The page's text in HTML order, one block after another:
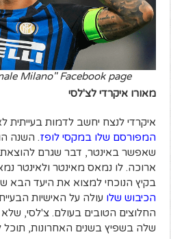
Milano" Facebook page
מאורו איקרדי לצ'לסי
איקרדי לנצח יחשב לדמות בעייתית
המפורסם שלו במקסי לופז. השנה
שאפשר באינטר, דבר שגרם
ארוכה. לו נמאס מאינטר ולאינטר
בקיץ הנוכחי למצוא את היעד הבא
הכיבוש שלו עולה על האישיות
החלוצים הטובים בעולם. צ'לסי,
שלה בשפיץ בשנים האחרונות,